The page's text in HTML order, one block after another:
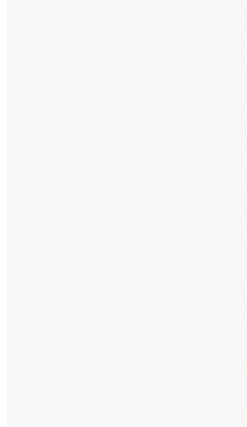
В случае если DDKYC документы не
надлежащем виде, компания «Окно в
собой право отказать в
клиенту. В этом случае клиенту будет
сумма за вычетом стоимости уже
Обращаем Ваше внимание, что
планируемой деятельности
для нашей компании, в целях
для бухгалтеров для оценки
подробной консультации по
для банка при оценке заявки на
Пожалуйста, сообщите как можно
информацию о Вашем бизнес-опыте,
облегчить дальнейшее
Документы необходимые для